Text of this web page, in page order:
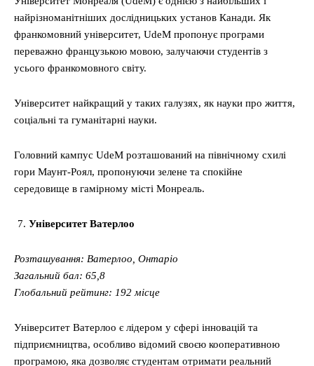
найрізноманітніших дослідницьких установ Канади. Як
франкомовний університет, UdeM пропонує програми
переважно французькою мовою, залучаючи студентів з
усього франкомовного світу.
Університет найкращий у таких галузях, як науки про життя,
соціальні та гуманітарні науки.
Головний кампус UdeM розташований на північному схилі
гори Маунт-Роял, пропонуючи зелене та спокійне
середовище в гамірному місті Монреаль.
Університет Ватерлоо
Розташування: Ватерлоо, Онтаріо
Загальний бал: 65,8
Глобальний рейтинг: 192 місце
Університет Ватерлоо є лідером у сфері інновацій та
підприємництва, особливо відомий своєю кооперативною
програмою, яка дозволяє студентам отримати реальний